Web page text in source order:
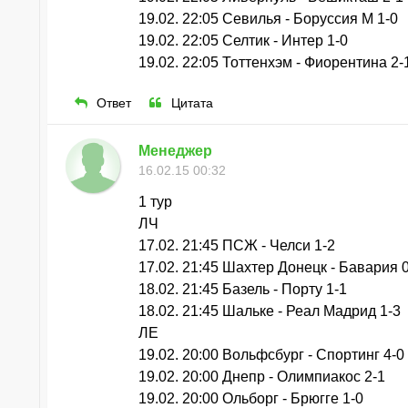
19.02. 22:05 Севилья - Боруссия М 1-0
19.02. 22:05 Селтик - Интер 1-0
19.02. 22:05 Тоттенхэм - Фиорентина 2-
Ответ Цитата
Менеджер
16.02.15 00:32
1 тур
ЛЧ
17.02. 21:45 ПСЖ - Челси 1-2
17.02. 21:45 Шахтер Донецк - Бавария
18.02. 21:45 Базель - Порту 1-1
18.02. 21:45 Шальке - Реал Мадрид 1-3
ЛЕ
19.02. 20:00 Вольфсбург - Спортинг 4-0
19.02. 20:00 Днепр - Олимпиакос 2-1
19.02. 20:00 Ольборг - Брюгге 1-0